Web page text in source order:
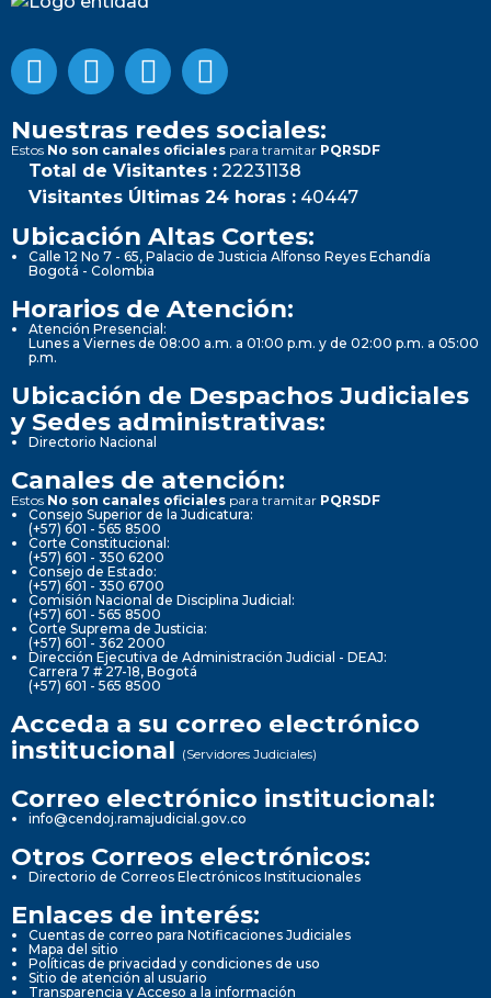
Nuestras redes sociales:
Estos No son canales oficiales para tramitar PQRSDF
Total de Visitantes : 22231138
Visitantes Últimas 24 horas : 40447
Ubicación Altas Cortes:
Calle 12 No 7 - 65, Palacio de Justicia Alfonso Reyes Echandía
Bogotá - Colombia
Horarios de Atención:
Atención Presencial:
Lunes a Viernes de 08:00 a.m. a 01:00 p.m. y de 02:00 p.m. a 05:00
p.m.
Ubicación de Despachos Judiciales
y Sedes administrativas:
Directorio Nacional
Canales de atención:
Estos No son canales oficiales para tramitar PQRSDF
Consejo Superior de la Judicatura:
(+57) 601 - 565 8500
Corte Constitucional:
(+57) 601 - 350 6200
Consejo de Estado:
(+57) 601 - 350 6700
Comisión Nacional de Disciplina Judicial:
(+57) 601 - 565 8500
Corte Suprema de Justicia:
(+57) 601 - 362 2000
Dirección Ejecutiva de Administración Judicial - DEAJ:
Carrera 7 # 27-18, Bogotá
(+57) 601 - 565 8500
Acceda a su correo electrónico
institucional (Servidores Judiciales)
Correo electrónico institucional:
info@cendoj.ramajudicial.gov.co
Otros Correos electrónicos:
Directorio de Correos Electrónicos Institucionales
Enlaces de interés:
Cuentas de correo para Notificaciones Judiciales
Mapa del sitio
Políticas de privacidad y condiciones de uso
Sitio de atención al usuario
Transparencia y Acceso a la información